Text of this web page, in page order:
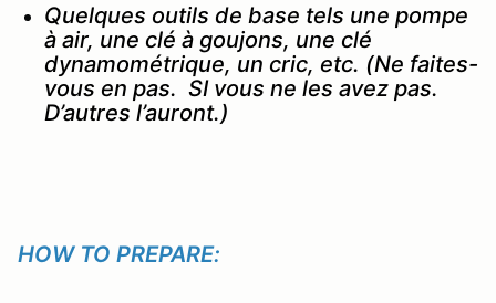
Quelques outils de base tels une pompe
à air, une clé à goujons, une clé
dynamométrique, un cric, etc. (Ne faites-
vous en pas. SI vous ne les avez pas.
D’autres l’auront.)
HOW TO PREPARE: